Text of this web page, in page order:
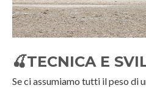
🍒TECNICA E
Se ci assumiamo tutti il peso di